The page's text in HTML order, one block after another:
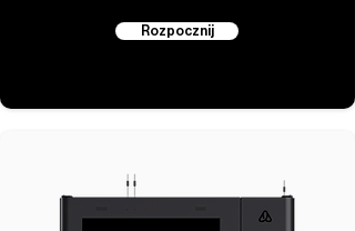
Rozpocznij